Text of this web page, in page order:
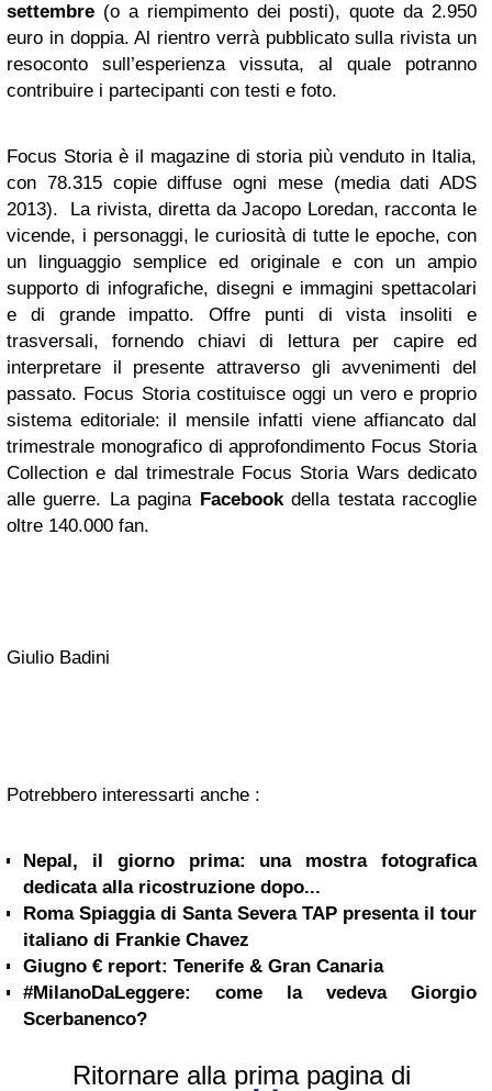
settembre (o a riempimento dei posti), quote da 2.950
euro in doppia. Al rientro verrà pubblicato sulla rivista un
resoconto sull’esperienza vissuta, al quale potranno
contribuire i partecipanti con testi e foto.
Focus Storia è il magazine di storia più venduto in Italia,
con 78.315 copie diffuse ogni mese (media dati ADS
2013). La rivista, diretta da Jacopo Loredan, racconta le
vicende, i personaggi, le curiosità di tutte le epoche, con
un linguaggio semplice ed originale e con un ampio
supporto di infografiche, disegni e immagini spettacolari
e di grande impatto. Offre punti di vista insoliti e
trasversali, fornendo chiavi di lettura per capire ed
interpretare il presente attraverso gli avvenimenti del
passato. Focus Storia costituisce oggi un vero e proprio
sistema editoriale: il mensile infatti viene affiancato dal
trimestrale monografico di approfondimento Focus Storia
Collection e dal trimestrale Focus Storia Wars dedicato
alle guerre. La pagina Facebookdella testata raccoglie
oltre 140.000 fan.
Giulio Badini
Potrebbero interessarti anche :
Nepal, il giorno prima: una mostra fotografica
dedicata alla ricostruzione dopo...
Roma Spiaggia di Santa Severa TAP presenta il tour
italiano di Frankie Chavez
Giugno € report: Tenerife & Gran Canaria
#MilanoDaLeggere: come la vedeva Giorgio
Scerbanenco?
Ritornare alla prima pagina di